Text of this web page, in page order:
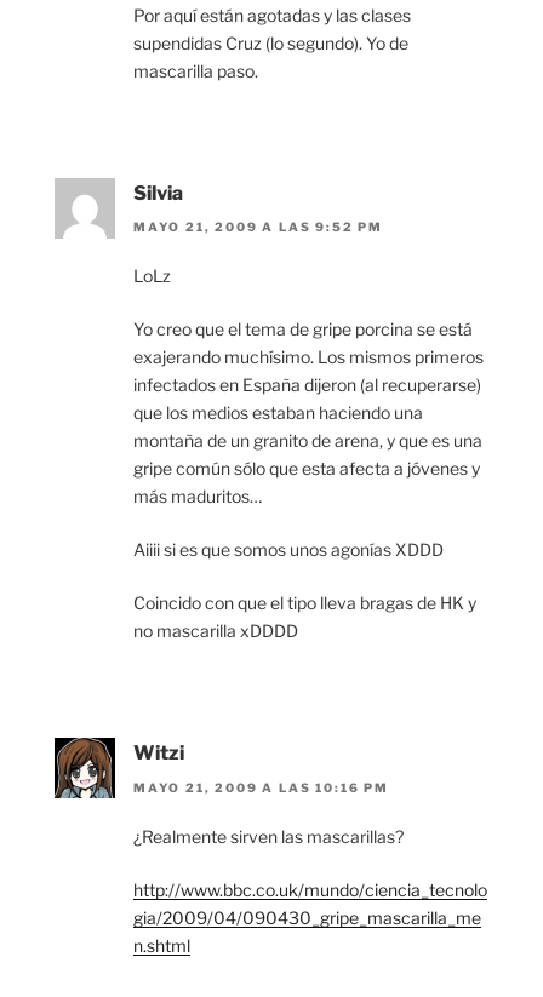
Por aquí están agotadas y las clases
supendidas Cruz (lo segundo). Yo de
mascarilla paso.
Silvia
MAYO 21, 2009 A LAS 9:52 PM
LoLz
Yo creo que el tema de gripe porcina se está
exajerando muchísimo. Los mismos primeros
infectados en España dijeron (al recuperarse)
que los medios estaban haciendo una
montaña de un granito de arena, y que es una
gripe común sólo que esta afecta a jóvenes y
más maduritos…
Aiiii si es que somos unos agonías XDDD
Coincido con que el tipo lleva bragas de HK y
no mascarilla xDDDD
Witzi
MAYO 21, 2009 A LAS 10:16 PM
¿Realmente sirven las mascarillas?
http://www.bbc.co.uk/mundo/ciencia_tecnolo
gia/2009/04/090430_gripe_mascarilla_me
n.shtml